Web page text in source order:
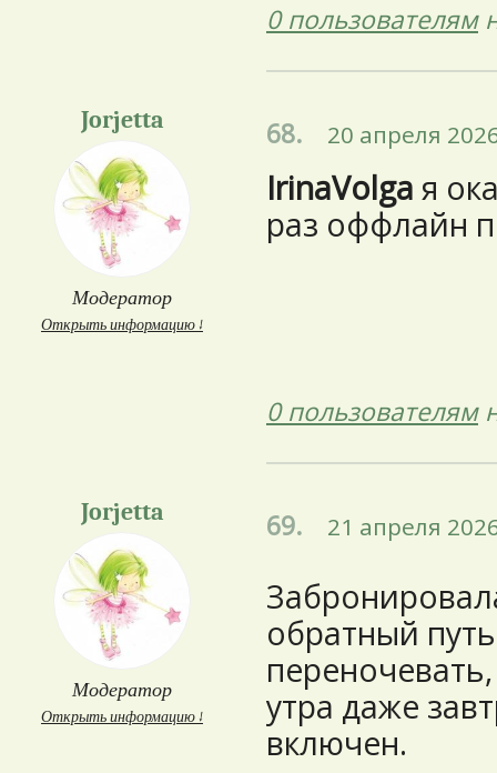
0 пользователям
Jorjetta
Модератор
Открыть информацию ↓
68. 20 апреля
IrinaVolga я
раз оффлайн
0 пользователям
Jorjetta
Модератор
Открыть информацию ↓
69. 21 апреля
обратный
утра даже
включен.